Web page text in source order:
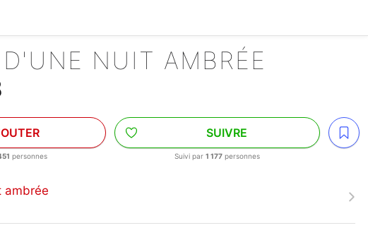
NUIT AMBRÉE
personnes
SUIVRE
Suivi par1 177 personnes
ambrée